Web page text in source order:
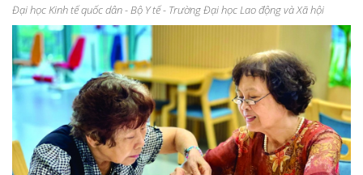
Đại học Kinh tế quốc dân - Bộ Y tế - Trường Đại học Lao động và Xã hội